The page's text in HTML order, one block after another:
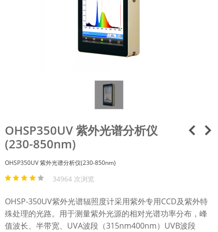
OHSP350UV 紫外光谱分析仪
(230-850nm)
OHSP350UV 紫外光谱分析仪(230-850nm)
34964 次浏览
OHSP-350UV紫外光谱辐照度计采用紫外专用CCD及紫外特
殊处理的光路。用于测量紫外光源的相对光谱功率分布，峰
值波长、半带宽、UVA波段（315nm400nm）UVB波段